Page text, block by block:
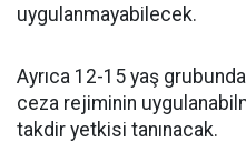
uygulanmayabilecek.
Ayrıca 12-15 yaş
ceza rejiminin
takdir yetkisi tanınacak.